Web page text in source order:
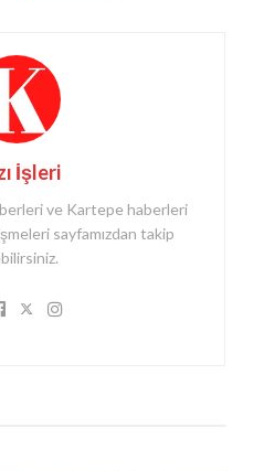
İşleri
ve Kartepe haberleri
sayfamızdan takip